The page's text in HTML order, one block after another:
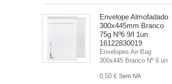
Envelope Almofadado
300x445mm Branco
75g Nº6 9/I 1un
16122830019
Envelopes Air-Bag
300x445 Branco Nº 6 un
0,50 € Sem IVA